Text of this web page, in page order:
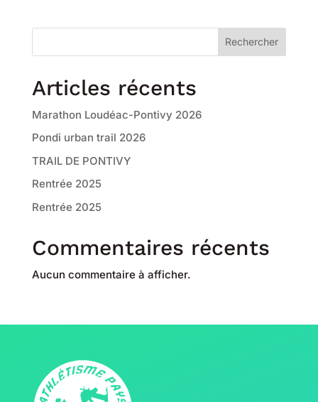
Rechercher
Articles récents
Marathon Loudéac-Pontivy 2026
Pondi urban trail 2026
TRAIL DE PONTIVY
Rentrée 2025
Rentrée 2025
Commentaires récents
Aucun commentaire à afficher.